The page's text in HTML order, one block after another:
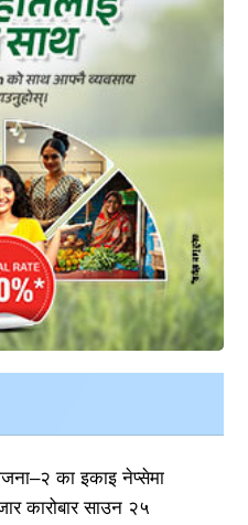
का इकाइ नेप्सेमा
कारोबार साउन २५